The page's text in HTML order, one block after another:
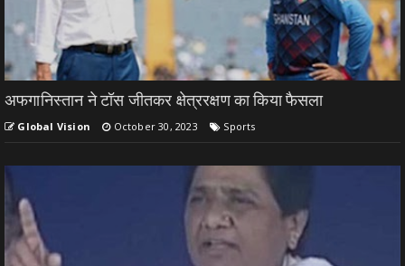
अफगानिस्तान ने टॉस जीतकर क्षेत्ररक्षण का किया फैसला
Global Vision October 30, 2023 Sports